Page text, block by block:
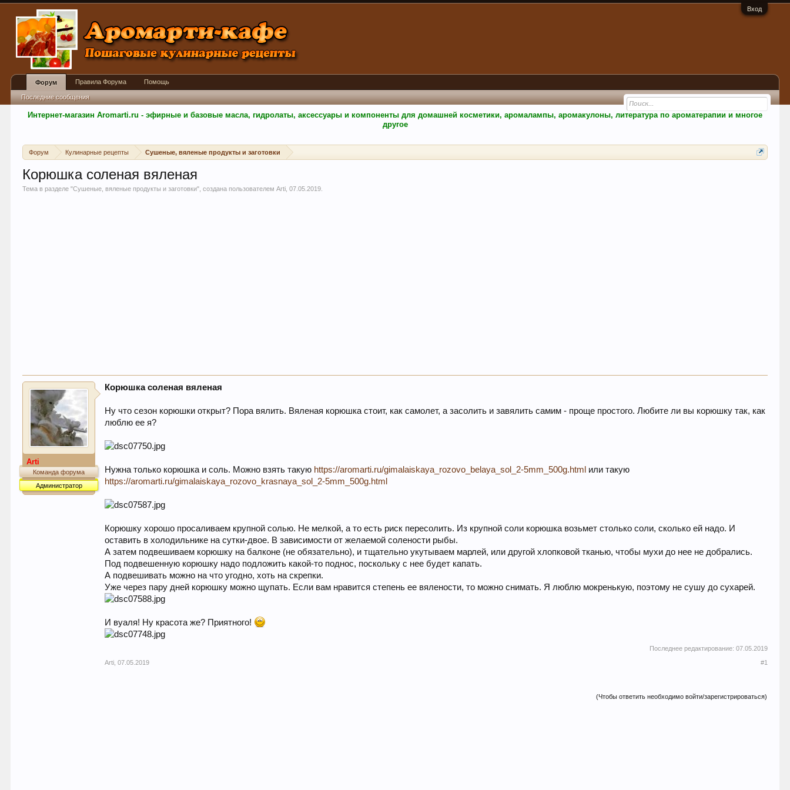
Вход
Интернет-магазин Aromarti.ru - эфирные и базовые масла, гидролаты, аксессуары и компоненты для домашней косметики, аромалампы, аромакулоны, литература по ароматерапии и многое
другое
Форум Кулинарные рецепты Сушеные, вяленые продукты и заготовки
Корюшка соленая вяленая
Тема в разделе "Сушеные, вяленые продукты и заготовки", создана пользователемArti ,07.05.2019
Arti
Команда форума
Администратор
Корюшка соленая вяленая
Ну что сезон корюшки открыт? Пора вялить. Вяленая корюшка стоит, как самолет, а засолить и завялить самим - проще простого. Любите ли вы корюшку так, как
люблю ее я?
Нужна только корюшка и соль. Можно взять такую https://aromarti.ru/gimalaiskaya_rozovo_belaya_sol_2-5mm_500g.html или такую
https://aromarti.ru/gimalaiskaya_rozovo_krasnaya_sol_2-5mm_500g.html
Корюшку хорошо просаливаем крупной солью. Не мелкой, а то есть риск пересолить. Из крупной соли корюшка возьмет столько соли, сколько ей надо. И
оставить в холодильнике на сутки-двое. В зависимости от желаемой солености рыбы.
А затем подвешиваем корюшку на балконе (не обязательно), и тщательно укутываем марлей, или другой хлопковой тканью, чтобы мухи до нее не добрались.
Под подвешенную корюшку надо подложить какой-то поднос, поскольку с нее будет капать.
А подвешивать можно на что угодно, хоть на скрепки.
Уже через пару дней корюшку можно щупать. Если вам нравится степень ее вялености, то можно снимать. Я люблю мокренькую, поэтому не сушу до сухарей.
И вуаля! Ну красота же? Приятного!
Последнее редактирование: 07.05.2019
Arti 07.05.2019 #1
(Чтобы ответить необходимо войти/зарегистрироваться)
Форум
Последние сообщения
Правила Форума Помощь